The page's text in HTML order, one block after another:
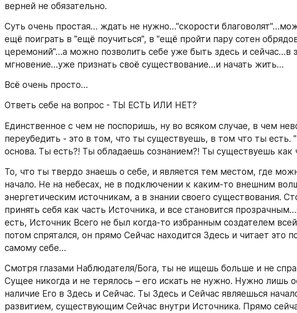
верней не обязательно.
Суть очень простая… ждать не нужно…"скорости
ещё поиграть в "ещё поучиться", в "ещё пройти пару сотен
церемоний"…а можно позволить себе уже быть здесь и сейчас…в
мгновение…уже признать своё существование…и начать жить…
Всё очень просто…
Ответь себе на вопрос - ТЫ ЕСТЬ ИЛИ НЕТ?
Единственное с чем не поспоришь, ну во всяком случае, в чем
переубедить - это в том, что ты существуешь, в том что ты есть.
основа. Ты есть?! Ты обладаешь сознанием?! Ты существуешь как
То, что ты твердо знаешь о себе, и является тем местом, где
начало. Не на небесах, не в подключении к каким-то внешним
энергетическим источникам, а в знании своего существования.
принять себя как часть Источника, и все становится
есть, Источник Всего не был когда-то избранным создателем
потом спрятался, он прямо Сейчас находится Здесь и читает это
самому себе…
Смотря глазами Наблюдателя/Бога, ты не ищешь больше и не
Сущее никогда и не терялось – его искать не нужно. Нужно лишь
наличие Его в Здесь и Сейчас. Ты Здесь и Сейчас являешься
развитием, существующим Сейчас внутри Источника. Прямо